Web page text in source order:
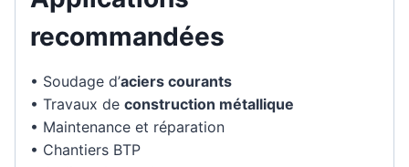
recommandées
• Soudage d’aciers courants
• Travaux de construction métallique
• Maintenance et réparation
• Chantiers BTP